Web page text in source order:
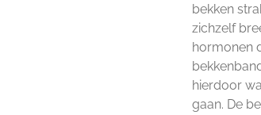
bekken
zichzelf
hormonen
hierdoor
gaan. De